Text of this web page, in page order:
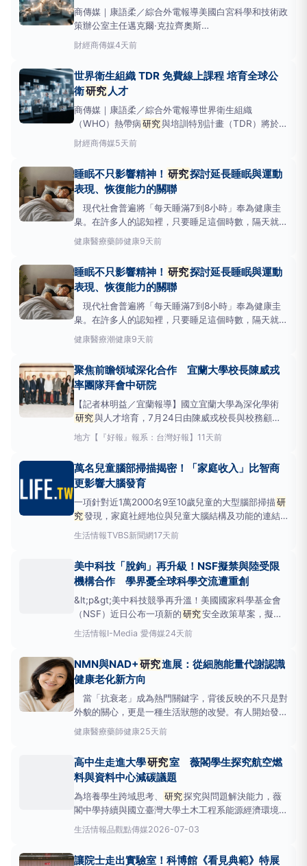
商傳媒｜康語柔／綜合外電報導美國白宮科學和技術政
策辦公室主任邁克爾·克拉齊奧斯
（MichaelKratsios）近日提出報告，呼籲美國應革新
其科學 研究
資助方式，以促進更多創新與突破性發
大量投入帶來了巨大回報，現行的科研資金分配模式
（即科學研究
財經商傳媒4天前
世界衛生組織 TDR 免費線上課程 培育全球公
衛研究 人才
商傳媒｜康語柔／綜合外電報導世界衛生組織
（WHO）熱帶病研究與培訓特別計畫（TDR）將於
2026年推出免費的「實施
（ImplementationResearch）」大規模開放線上課
研究能力。此課程由加札馬達大學（Universit
財經商傳媒5天前
睡眠不只影響精神！ 研究探討延長睡眠與運動
表現、恢復能力的關聯
現代社會普遍將「每天睡滿7到8小時」奉為健康圭
臬。在許多人的認知裡，只要睡足這個時數，隔天就能
精神飽滿、應付高壓工作與高強度訓練。然而，許多運
動愛好者與健身族群即使達標，仍時常感到疲勞恢復不
電」。這不禁讓人重新思考：睡眠真的只是為了消除疲
勞而已嗎？
健康醫療藥師健康9天前
睡眠不只影響精神！ 研究探討延長睡眠與運動
表現、恢復能力的關聯
現代社會普遍將「每天睡滿7到8小時」奉為健康圭
臬。在許多人的認知裡，只要睡足這個時數，隔天就能
精神飽滿、應付高壓工作與高強度訓練。然而，許多運
動愛好者與健身族群即使達標，仍時常感到疲勞恢復不
電」。這不禁讓人重新思考：睡眠真的只是為了消除疲
勞而已嗎？
健康醫療潮健康9天前
聚焦前瞻領域深化合作 宜蘭大學校長陳威戎
率團隊拜會中研院
【記者林明益／宜蘭報導】國立宜蘭大學為深化學術
研究與人才培育，7月24日由陳威戎校長與校務顧問
游錫堃名譽博士率團，吳金洌榮譽講座教授、陳懷恩教
務長、王宜達總務長及花國鋒研發長陪同，前往中央
副院長、蔡宜芳副院長、化學
研究所陳玉如特聘研究
員、
地方 【『好報』報系：台灣好報】 11天前
萬名兒童腦部掃描揭密！「家庭收入」比智商
更影響大腦發育
一項針對近1萬2000名9至10歲兒童的大型腦部掃描研
究發現，家庭社經地位與兒童大腦結構及功能的連結
關係最為密切，社會經濟因素能解釋兒童大腦功能16%
的變異，遠超過教養方式、健康史和智商等個別指標，
幼童腦部健康發展。家庭教育在孩子成長階
生活情報TVBS新聞網17天前
美中科技「脫鉤」再升級！NSF擬禁與陸受限
機構合作 學界憂全球科學交流遭重創
&lt;p&gt;美中科技競爭再升溫！美國國家科學基金會
（NSF）近日公布一項新的研究安全政策草案，擬全
面禁止接受NSF資助的
研究 計畫，與美國政府列入
「受限實體」名單機構及其
研究
&lt;/p&gt;&lt;p&gt;此項政策被外界視為美國
生活情報I-Media 愛傳媒24天前
NMN與NAD+研究進展：從細胞能量代謝認識
健康老化新方向
當「抗衰老」成為熱門關鍵字，背後反映的不只是對
外貌的關心，更是一種生活狀態的改變。有人開始發
現，曾經熬夜隔天依然精神飽滿，如今卻需要花上好幾
天才能恢復；有人覺得工作沒有增加，卻比以前更容易
注力、體力與生活節奏，正悄悄和過去拉開距離。
變老
健康醫療藥師健康25天前
高中生走進大學研究室 薇閣學生探究航空燃
料與資料中心減碳議題
為培養學生跨域思考、 研究探究與問題解決能力，薇
閣中學持續與國立臺灣大學土木工程系能源經濟環境跨
領域 研究中心（NTUE3Center）合作推動高中生
實作計畫。6月18日八位薇閣高中學生前往國家地震
生活情報品觀點傳媒2026-07-03
讓院士走出實驗室！科博館《看見典範》特展